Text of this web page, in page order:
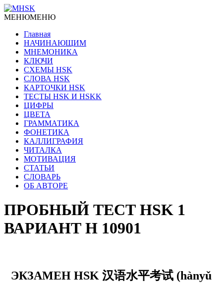
МЕНЮМЕНЮ
Главная
НАЧИНАЮЩИМ
МНЕМОНИКА
КЛЮЧИ
СХЕМЫ HSK
СЛОВА HSK
КАРТОЧКИ HSK
ТЕСТЫ HSK И HSKK
ЦИФРЫ
ЦВЕТА
ГРАММАТИКА
ФОНЕТИКА
КАЛЛИГРАФИЯ
ЧИТАЛКА
МОТИВАЦИЯ
СТАТЬИ
СЛОВАРЬ
ОБ АВТОРЕ
ПРОБНЫЙ ТЕСТ HSK 1
ВАРИАНТ H 10901
ЭКЗАМЕН HSK 汉语水平考试(hànyǔ